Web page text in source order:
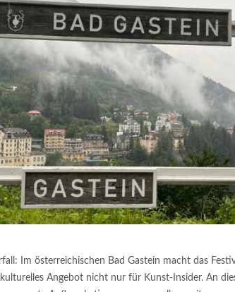
Im österreichischen Bad Gastein macht das
Angebot nicht nur für Kunst-Insider. An